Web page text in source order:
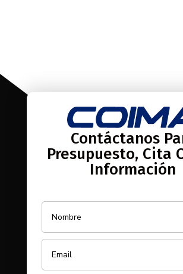
Contáctanos
Presupuesto, Cita
Información